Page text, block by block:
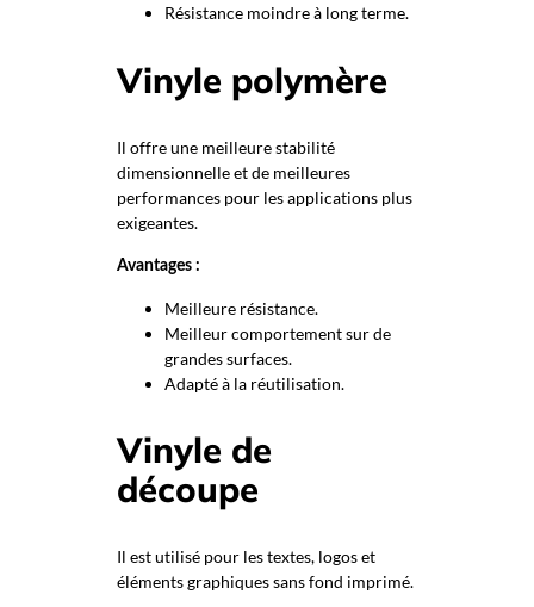
Résistance moindre à long terme.
Vinyle polymère
Il offre une meilleure stabilité
dimensionnelle et de meilleures
performances pour les applications plus
exigeantes.
Avantages :
Meilleure résistance.
Meilleur comportement sur de
grandes surfaces.
Adapté à la réutilisation.
Vinyle de
découpe
Il est utilisé pour les textes, logos et
éléments graphiques sans fond imprimé.